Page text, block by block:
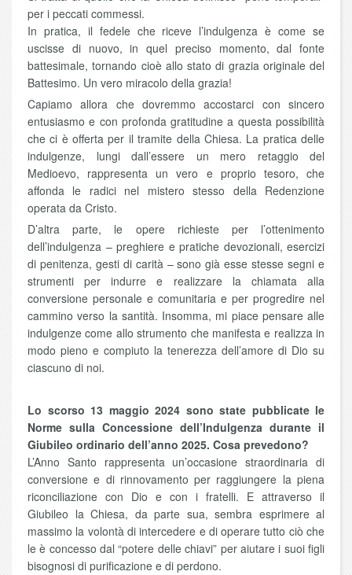
per i peccati commessi.
In pratica, il fedele che riceve l’indulgenza è come se
uscisse di nuovo, in quel preciso momento, dal fonte
battesimale, tornando cioè allo stato di grazia originale del
Battesimo. Un vero miracolo della grazia!
Capiamo allora che dovremmo accostarci con sincero
entusiasmo e con profonda gratitudine a questa possibilità
che ci è offerta per il tramite della Chiesa. La pratica delle
indulgenze, lungi dall’essere un mero retaggio del
Medioevo, rappresenta un vero e proprio tesoro, che
affonda le radici nel mistero stesso della Redenzione
operata da Cristo.
D’altra parte, le opere richieste per l’ottenimento
dell’indulgenza – preghiere e pratiche devozionali, esercizi
di penitenza, gesti di carità – sono già esse stesse segni e
strumenti per indurre e realizzare la chiamata alla
conversione personale e comunitaria e per progredire nel
cammino verso la santità. Insomma, mi piace pensare alle
indulgenze come allo strumento che manifesta e realizza in
modo pieno e compiuto la tenerezza dell’amore di Dio su
ciascuno di noi.
Lo scorso 13 maggio 2024 sono state pubblicate le
Norme sulla Concessione dell’Indulgenza durante il
Giubileo ordinario dell’anno 2025. Cosa prevedono?
L’Anno Santo rappresenta un’occasione straordinaria di
conversione e di rinnovamento per raggiungere la piena
riconciliazione con Dio e con i fratelli. E attraverso il
Giubileo la Chiesa, da parte sua, sembra esprimere al
massimo la volontà di intercedere e di operare tutto ciò che
le è concesso dal “potere delle chiavi” per aiutare i suoi figli
bisognosi di purificazione e di perdono.